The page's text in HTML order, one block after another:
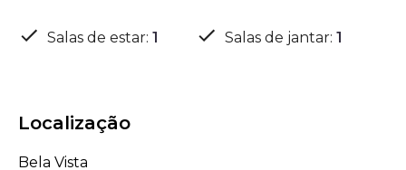
Salas de estar: 1 Salas de jantar: 1
Localização
Bela Vista